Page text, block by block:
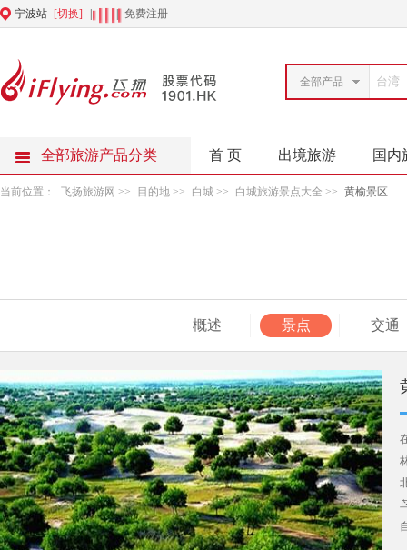
宁波站 [切换] | 免费注册
全部产品
全部旅游产品分类 首 页 出境旅游 国内
当前位置： 飞扬旅游网 >> 目的地 >> 白城 >> 白城旅游景点大全 >> 黄榆景区
概述 景点 交通